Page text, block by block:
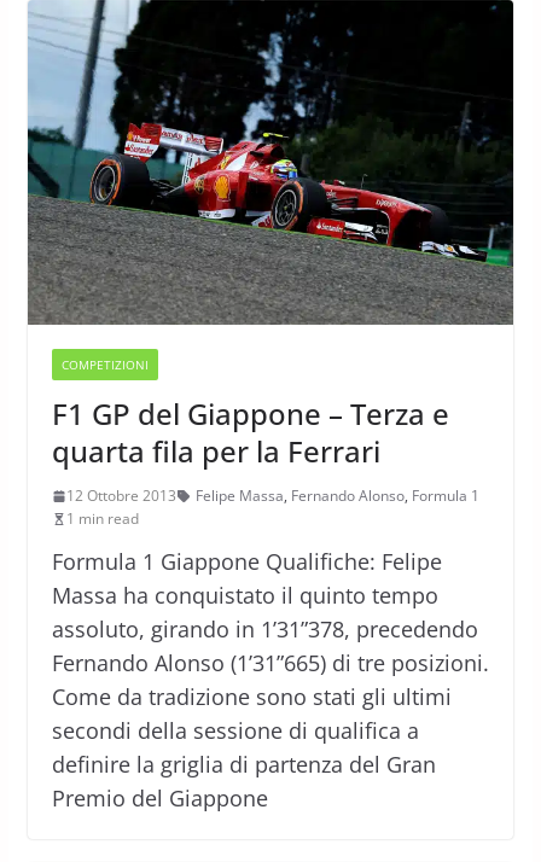
COMPETIZIONI
F1 GP del Giappone – Terza e
quarta fila per la Ferrari
12 Ottobre 2013 Felipe Massa, Fernando Alonso, Formula 1
1 min read
Formula 1 Giappone Qualifiche: Felipe
Massa ha conquistato il quinto tempo
assoluto, girando in 1’31”378, precedendo
Fernando Alonso (1’31”665) di tre posizioni.
Come da tradizione sono stati gli ultimi
secondi della sessione di qualifica a
definire la griglia di partenza del Gran
Premio del Giappone